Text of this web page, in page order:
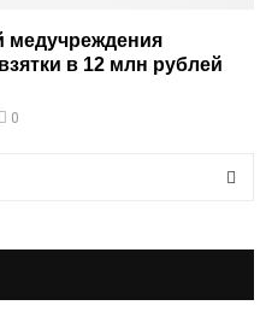
медучреждения
в 12 млн рублей
0